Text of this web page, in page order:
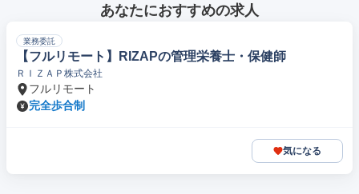
あなたにおすすめの求人
業務委託
【フルリモート】RIZAPの管理栄養士・保健師
ＲＩＺＡＰ株式会社
フルリモート
完全歩合制
気になる